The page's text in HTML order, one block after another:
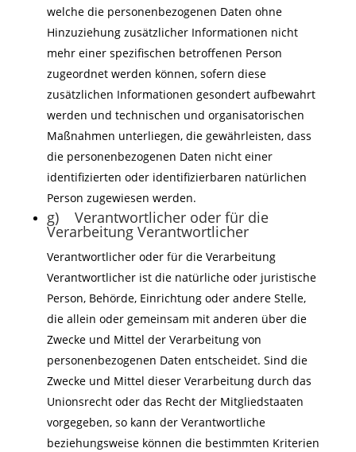
welche die personenbezogenen Daten ohne
Hinzuziehung zusätzlicher Informationen nicht
mehr einer spezifischen betroffenen Person
zugeordnet werden können, sofern diese
zusätzlichen Informationen gesondert aufbewahrt
werden und technischen und organisatorischen
Maßnahmen unterliegen, die gewährleisten, dass
die personenbezogenen Daten nicht einer
identifizierten oder identifizierbaren natürlichen
Person zugewiesen werden.
g) Verantwortlicher oder für die
Verarbeitung Verantwortlicher
Verantwortlicher oder für die Verarbeitung
Verantwortlicher ist die natürliche oder juristische
Person, Behörde, Einrichtung oder andere Stelle,
die allein oder gemeinsam mit anderen über die
Zwecke und Mittel der Verarbeitung von
personenbezogenen Daten entscheidet. Sind die
Zwecke und Mittel dieser Verarbeitung durch das
Unionsrecht oder das Recht der Mitgliedstaaten
vorgegeben, so kann der Verantwortliche
beziehungsweise können die bestimmten Kriterien